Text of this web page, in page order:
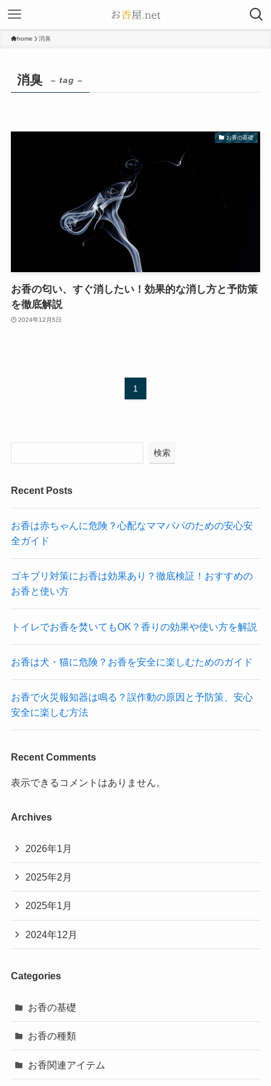
home 消臭
消臭 – tag –
お香の基礎
お香の匂い、すぐ消したい！効果的な消し方と予防策
を徹底解説
2024年12月5日
1
検索
Recent Posts
お香は赤ちゃんに危険？心配なママパパのための安心安
全ガイド
ゴキブリ対策にお香は効果あり？徹底検証！おすすめの
お香と使い方
トイレでお香を焚いてもOK？香りの効果や使い方を解説
お香は犬・猫に危険？お香を安全に楽しむためのガイド
お香で火災報知器は鳴る？誤作動の原因と予防策、安心
安全に楽しむ方法
Recent Comments
表示できるコメントはありません。
Archives
2026年1月
2025年2月
2025年1月
2024年12月
Categories
お香の基礎
お香の種類
お香関連アイテム